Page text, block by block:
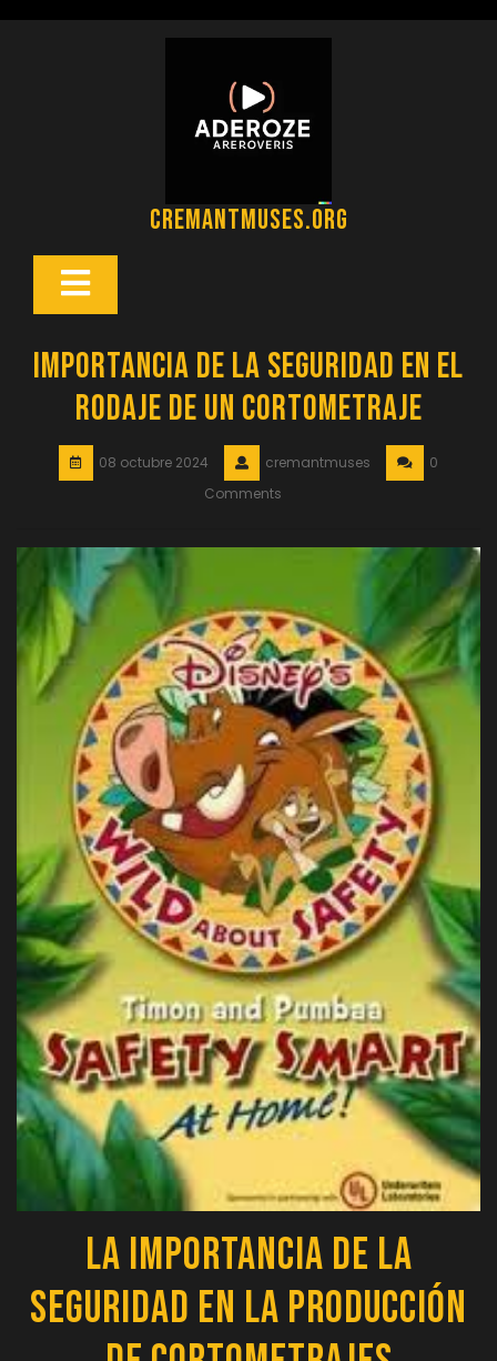
cremantmuses.org
Botón
Importancia de la seguridad en el
rodaje de un cortometraje
08 octubre 2024 cremantmuses
0
Comments
La Importancia de la
Seguridad en la Producción